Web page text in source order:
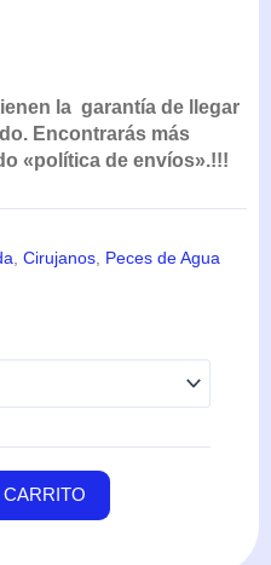
la garantía de llegar
Encontrarás más
«política de envíos».!!!
Cirujanos Peces de Agua